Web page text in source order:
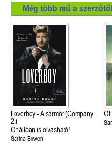
Még több mű a szerzőtől
Loverboy - A sármőr (Company
2.)
Önállóan is olvasható!
Sarina Bowen
Öt